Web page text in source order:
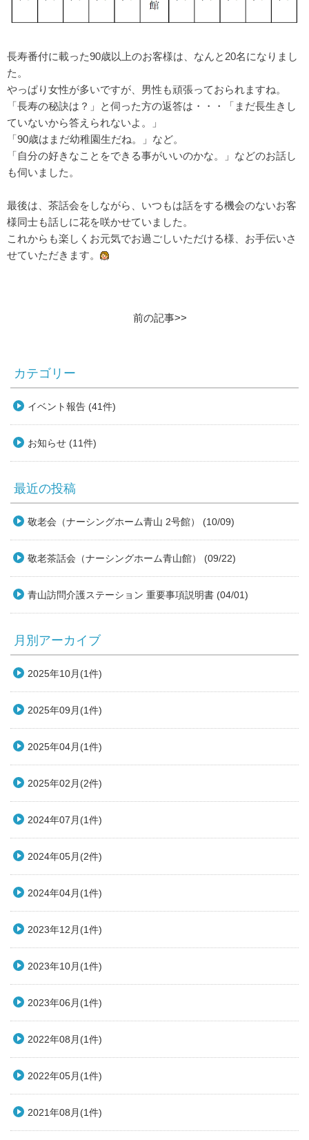
長寿番付に載った90歳以上のお客様は、なんと20名になりまし
た。
やっぱり女性が多いですが、男性も頑張っておられますね。
「長寿の秘訣は？」と伺った方の返答は・・・「まだ長生きし
ていないから答えられないよ。」
「90歳はまだ幼稚園生だね。」など。
「自分の好きなことをできる事がいいのかな。」などのお話し
も伺いました。
最後は、茶話会をしながら、いつもは話をする機会のないお客
様同士も話しに花を咲かせていました。
これからも楽しくお元気でお過ごしいただける様、お手伝いさ
せていただきます。
前の記事>>
カテゴリー
イベント報告 (41件)
お知らせ (11件)
最近の投稿
敬老会（ナーシングホーム青山 2号館） (10/09)
敬老茶話会（ナーシングホーム青山館） (09/22)
青山訪問介護ステーション 重要事項説明書 (04/01)
月別アーカイブ
2025年10月(1件)
2025年09月(1件)
2025年04月(1件)
2025年02月(2件)
2024年07月(1件)
2024年05月(2件)
2024年04月(1件)
2023年12月(1件)
2023年10月(1件)
2023年06月(1件)
2022年08月(1件)
2022年05月(1件)
2021年08月(1件)